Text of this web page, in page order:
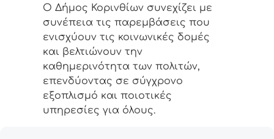
Ο Δήμος Κορινθίων συνεχίζει με
συνέπεια τις παρεμβάσεις που
ενισχύουν τις κοινωνικές δομές
και βελτιώνουν την
καθημερινότητα των πολιτών,
επενδύοντας σε σύγχρονο
εξοπλισμό και ποιοτικές
υπηρεσίες για όλους.